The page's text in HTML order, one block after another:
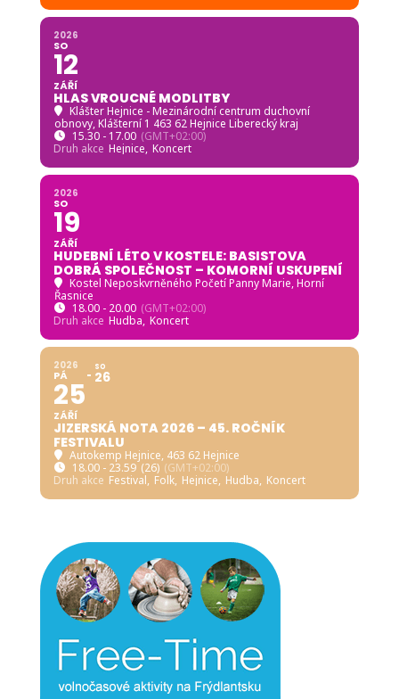
2026
SO
12
ZÁŘÍ
HLAS VROUCNÉ MODLITBY
Klášter Hejnice - Mezinárodní centrum duchovní
obnovy, Klášterní 1 463 62 Hejnice Liberecký kraj
15.30 - 17.00 (GMT+02:00)
Druh akce Hejnice, Koncert
2026
SO
19
ZÁŘÍ
HUDEBNÍ LÉTO V KOSTELE: BASISTOVA
DOBRÁ SPOLEČNOST – KOMORNÍ USKUPENÍ
Kostel Neposkvrněného Početí Panny Marie, Horní
Řasnice
18.00 - 20.00 (GMT+02:00)
Druh akce Hudba, Koncert
2026
PÁ
25
ZÁŘÍ
SO
26
JIZERSKÁ NOTA 2026 – 45. ROČNÍK
FESTIVALU
Autokemp Hejnice, 463 62 Hejnice
18.00 - 23.59 (26) (GMT+02:00)
Druh akce Festival, Folk, Hejnice, Hudba, Koncert